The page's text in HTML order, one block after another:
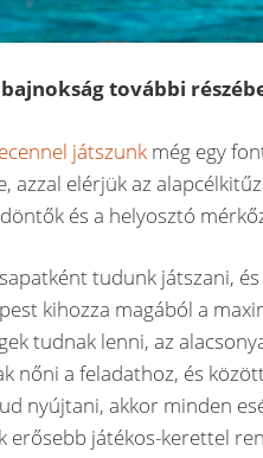
további
játszunk még egy
azzal elérjük az
és a helyosztó
tudunk játszani,
kihozza magából a
tudnak lenni, az
nőni a feladathoz, és
nyújtani, akkor minden
erősebb játékos-kerettel